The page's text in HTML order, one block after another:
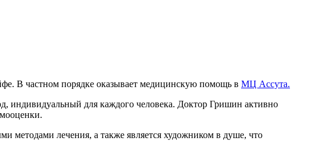
В частном порядке оказывает медицинскую помощь в МЦ Ассута.
индивидуальный для каждого человека. Доктор Гришин активно
методами лечения, а также является художником в душе, что